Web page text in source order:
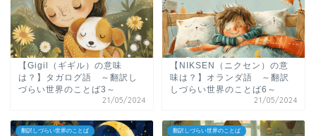
【Gigil（ギギル）の意味
は？】タガログ語 ～翻訳し
づらい世界のことば3～
21/05/2024
【NIKSEN（ニクセン）の意
味は？】オランダ語 ～翻訳
しづらい世界のことば6～
21/05/2024
翻訳しづらい世界のことば 翻訳しづらい世界のことば